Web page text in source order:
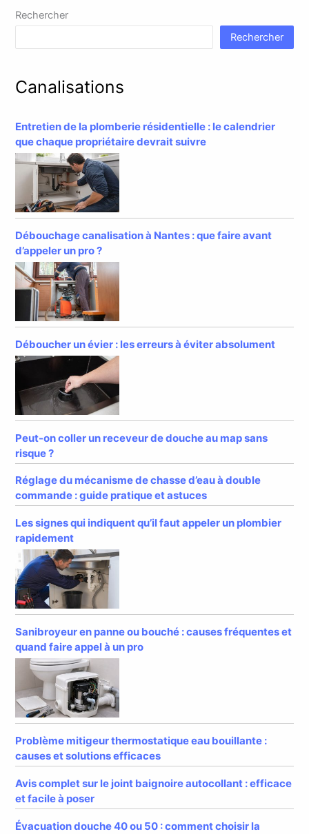
Rechercher
Rechercher
Canalisations
Entretien de la plomberie résidentielle : le calendrier
que chaque propriétaire devrait suivre
Débouchage canalisation à Nantes : que faire avant
d’appeler un pro ?
Déboucher un évier : les erreurs à éviter absolument
Peut-on coller un receveur de douche au map sans
risque ?
Réglage du mécanisme de chasse d’eau à double
commande : guide pratique et astuces
Les signes qui indiquent qu’il faut appeler un plombier
rapidement
Sanibroyeur en panne ou bouché : causes fréquentes et
quand faire appel à un pro
Problème mitigeur thermostatique eau bouillante :
causes et solutions efficaces
Avis complet sur le joint baignoire autocollant : efficace
et facile à poser
Évacuation douche 40 ou 50 : comment choisir la